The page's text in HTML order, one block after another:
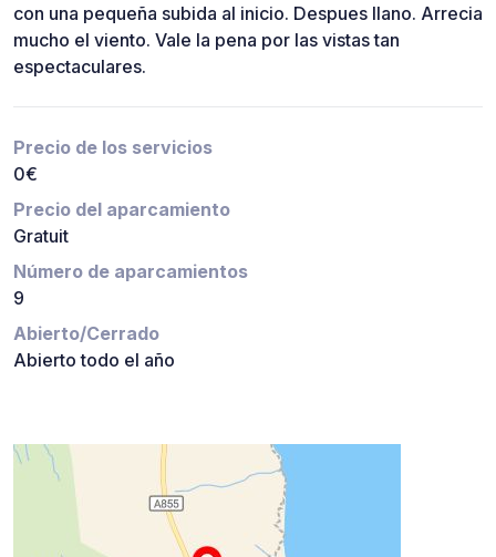
con una pequeña subida al inicio. Despues llano. Arrecia
mucho el viento. Vale la pena por las vistas tan
espectaculares.
Precio de los servicios
0€
Precio del aparcamiento
Gratuit
Número de aparcamientos
9
Abierto/Cerrado
Abierto todo el año